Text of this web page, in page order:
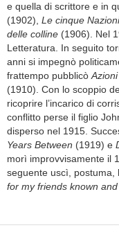
e quella di scrittore e in
(1902), Le cinque Nazioni
delle colline (1906). Nel
Letteratura. In seguito
anni si impegnò
frattempo pubblicò
(1910). Con lo scoppio
ricoprire l’incarico di
conflitto perse il figlio
disperso nel 1915.
Years Between (1919) e
morì improvvisamente il
seguente uscì, postuma,
for my friends known